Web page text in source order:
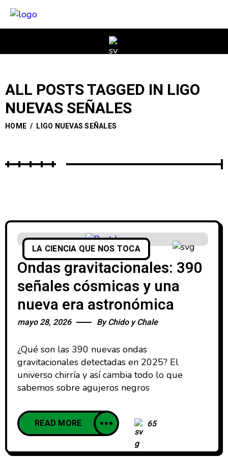
ALL POSTS TAGGED IN LIGO
NUEVAS SEÑALES
HOME / LIGO NUEVAS SEÑALES
LA CIENCIA QUE NOS TOCA
Ondas gravitacionales: 390
señales cósmicas y una
nueva era astronómica
mayo 28, 2026 ByChido y Chale
¿Qué son las 390 nuevas ondas
gravitacionales detectadas en 2025? El
universo chirría y así cambia todo lo que
sabemos sobre agujeros negros
READ MORE 65